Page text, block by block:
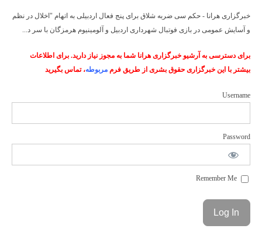
خبرگزاری هرانا - حکم سی ضربه شلاق برای پنج فعال اردبیلی به اتهام "اخلال در نظم
و آسایش عمومی در بازی فوتبال شهرداری اردبیل و آلومینیوم هرمزگان با سر د...
برای دسترسی به آرشیو خبرگزاری هرانا شما به مجوز نیاز دارید. برای اطلاعات
بیشتر با این خبرگزاری حقوق بشری از طریق فرم مربوطه، تماس بگیرید
Username
Password